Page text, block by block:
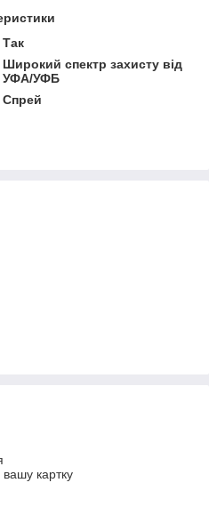
Так
Широкий спектр захисту від
УФА/УФБ
Спрей
картку